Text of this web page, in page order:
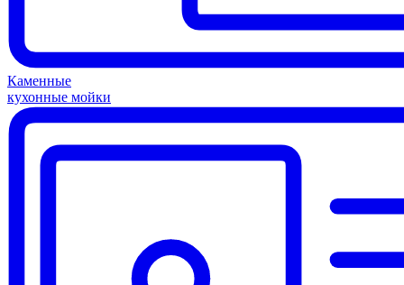
Каменные
кухонные мойки